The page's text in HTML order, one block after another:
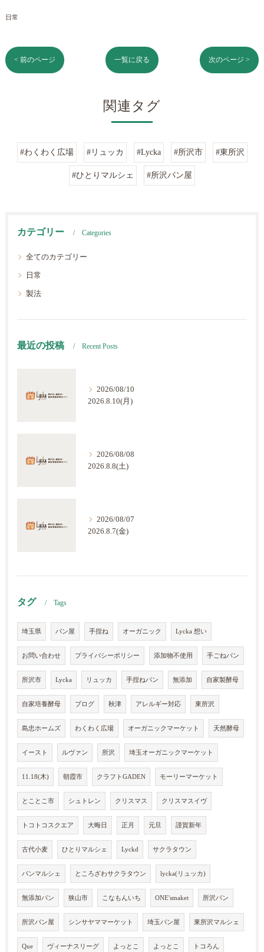
日常
< 前のページ 一覧に戻る 次のページ >
関連タグ
#わくわく広場 #リュッカ #Lycka #所沢市 #東所沢
#ひとりマルシェ #所沢パン屋
カテゴリー Categories
全てのカテゴリー
日常
製法
最近の投稿 Recent Posts
2026/08/10
2026.8.10(月)
2026/08/08
2026.8.8(土)
2026/08/07
2026.8.7(金)
タグ Tags
埼玉県 パン屋 手捏ね オーガニック Lycka 想い
お問い合わせ プライバシーポリシー 添加物不使用 手ごねパン
所沢市 Lycka リュッカ 手捏ねパン 無添加 自家製酵母
自家培養酵母 ブログ 秋津 アレルギー対応 東所沢
島忠ホームズ わくわく広場 オーガニックマーケット 天然酵母
イースト ルヴァン 所沢 埼玉オーガニックマーケット
11.18(木) 朝霞市 クラフトGADEN モーリーマーケット
とことこ市 シュトレン クリスマス クリスマスイヴ
トコトコスクエア 大晦日 正月 元旦 謹賀新年
古代小麦 ひとりマルシェ Lyckd サクラタウン
パンマルシェ ところざわサクラタウン lycka(リュッカ)
無添加パン 狭山市 こなもんいち ONE'smaket 所沢パン
所沢パン屋 シンサヤママーケット 埼玉パン屋 東所沢マルシェ
Que ヴィーナスリーグ よっとこ よっとこ トコろん